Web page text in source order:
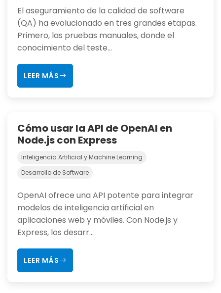
El aseguramiento de la calidad de software
(QA) ha evolucionado en tres grandes etapas.
Primero, las pruebas manuales, donde el
conocimiento del teste...
LEER MÁS
Cómo usar la API de OpenAI en
Node.js con Express
Inteligencia Artificial y Machine Learning
Desarrollo de Software
OpenAI ofrece una API potente para integrar
modelos de inteligencia artificial en
aplicaciones web y móviles. Con Node.js y
Express, los desarr...
LEER MÁS